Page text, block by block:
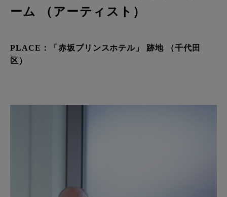
ーム （アーティスト）
PLACE：「赤坂プリンスホテル」 跡地 （千代田
区）